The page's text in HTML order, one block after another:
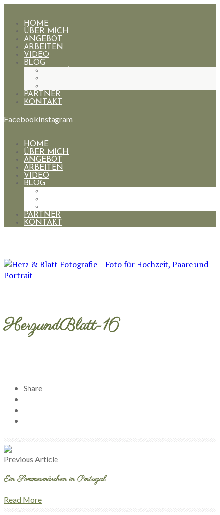
HOME
ÜBER MICH
ANGEBOT
ARBEITEN
VIDEO
BLOG
PARTNER
KONTAKT
FacebookInstagram
HOME
ÜBER MICH
ANGEBOT
ARBEITEN
VIDEO
BLOG
PARTNER
KONTAKT
HerzundBlatt-16
Share
Previous Article
Ein Sommermärchen in Portugal
Read More